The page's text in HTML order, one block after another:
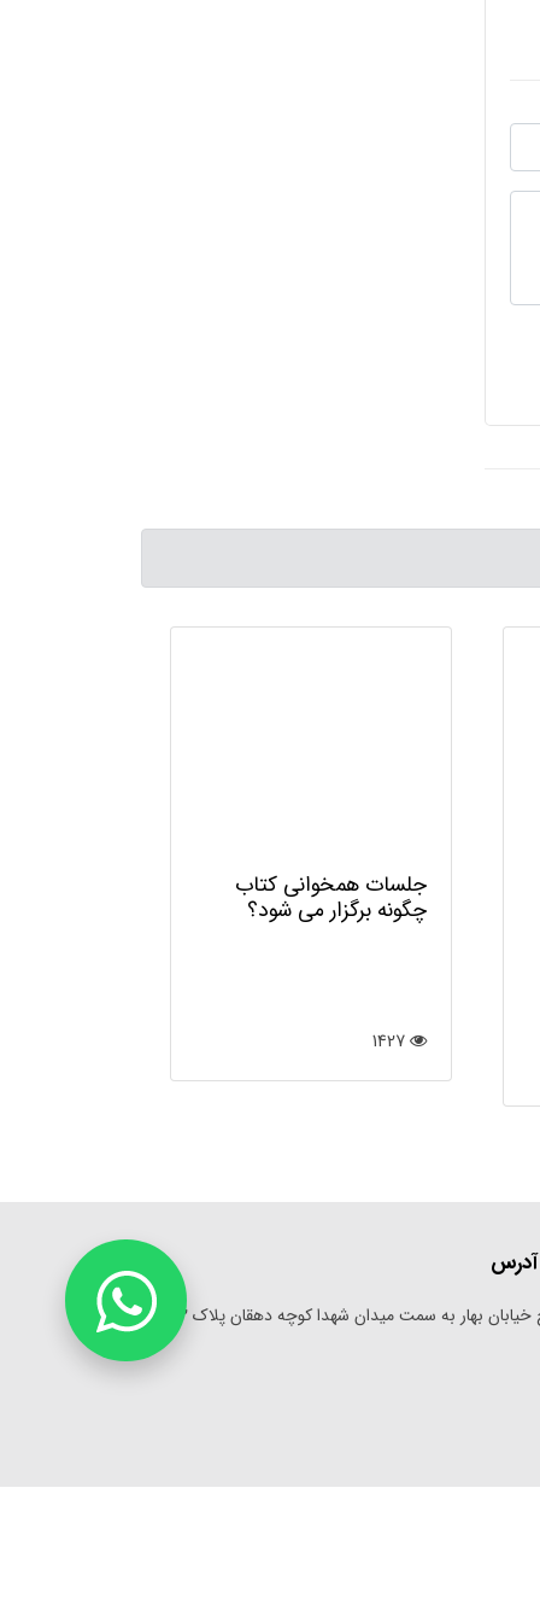
جلسات همخوانی کتاب
چگونه برگزار می شود؟
آدرس
بهار به سمت میدان شهدا کوچه دهقان پلاک 582